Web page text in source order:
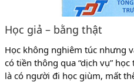
Học giả – bằng thật
Học không nghiêm túc nhưng
có tiền thông qua “dịch vụ”
là có người đi học giùm, mất